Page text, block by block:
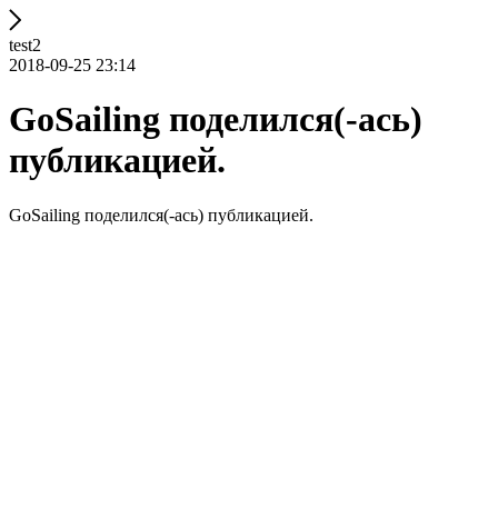
test2
2018-09-25 23:14
GoSailing поделился(-ась)
публикацией.
GoSailing поделился(-ась) публикацией.